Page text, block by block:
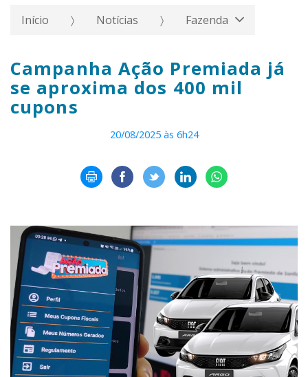
Início Notícias Fazenda
Campanha Ação Premiada já
se aproxima dos 400 mil
cupons
20/08/2025 às 6h24